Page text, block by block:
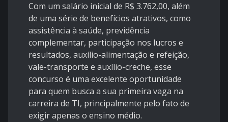
Com um salário inicial de R$ 3.762,00, além
de uma série de benefícios atrativos, como
assistência à saúde, previdência
complementar, participação nos lucros e
resultados, auxílio-alimentação e refeição,
vale-transporte e auxílio-creche, esse
concurso é uma excelente oportunidade
para quem busca a sua primeira vaga na
carreira de TI, principalmente pelo fato de
exigir apenas o ensino médio.